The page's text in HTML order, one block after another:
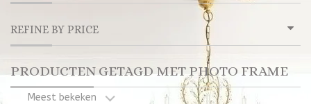
REFINE BY PRICE
PRODUCTEN GETAGD MET PHOTO FRAME
Meest bekeken